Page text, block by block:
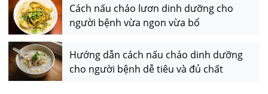
Cách nấu cháo lươn dinh dưỡng cho
người bệnh vừa ngon vừa bổ
Hướng dẫn cách nấu cháo dinh dưỡng
cho người bệnh dễ tiêu và đủ chất